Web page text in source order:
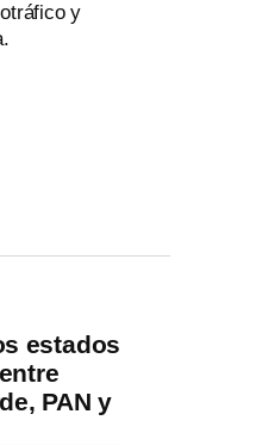
y
estados
PAN y